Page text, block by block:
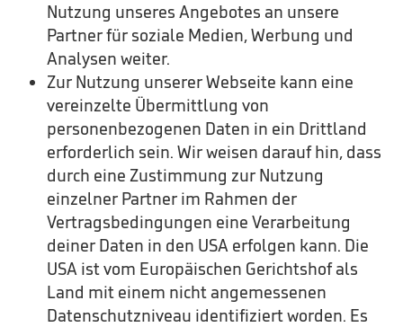
Nutzung unseres Angebotes an unsere
Partner für soziale Medien, Werbung und
Analysen weiter.
Zur Nutzung unserer Webseite kann eine
vereinzelte Übermittlung von
personenbezogenen Daten in ein Drittland
erforderlich sein. Wir weisen darauf hin, dass
durch eine Zustimmung zur Nutzung
einzelner Partner im Rahmen der
Vertragsbedingungen eine Verarbeitung
deiner Daten in den USA erfolgen kann. Die
USA ist vom Europäischen Gerichtshof als
Land mit einem nicht angemessenen
Datenschutzniveau identifiziert worden. Es